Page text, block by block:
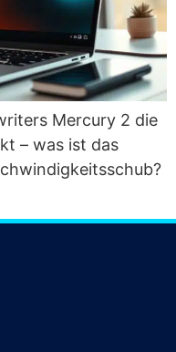
Mer­cu­ry 2 die
– was ist das